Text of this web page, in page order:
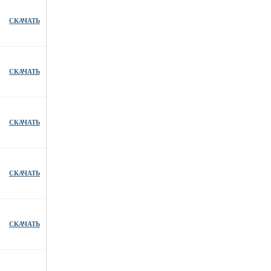
СКАЧАТЬ
СКАЧАТЬ
СКАЧАТЬ
СКАЧАТЬ
СКАЧАТЬ